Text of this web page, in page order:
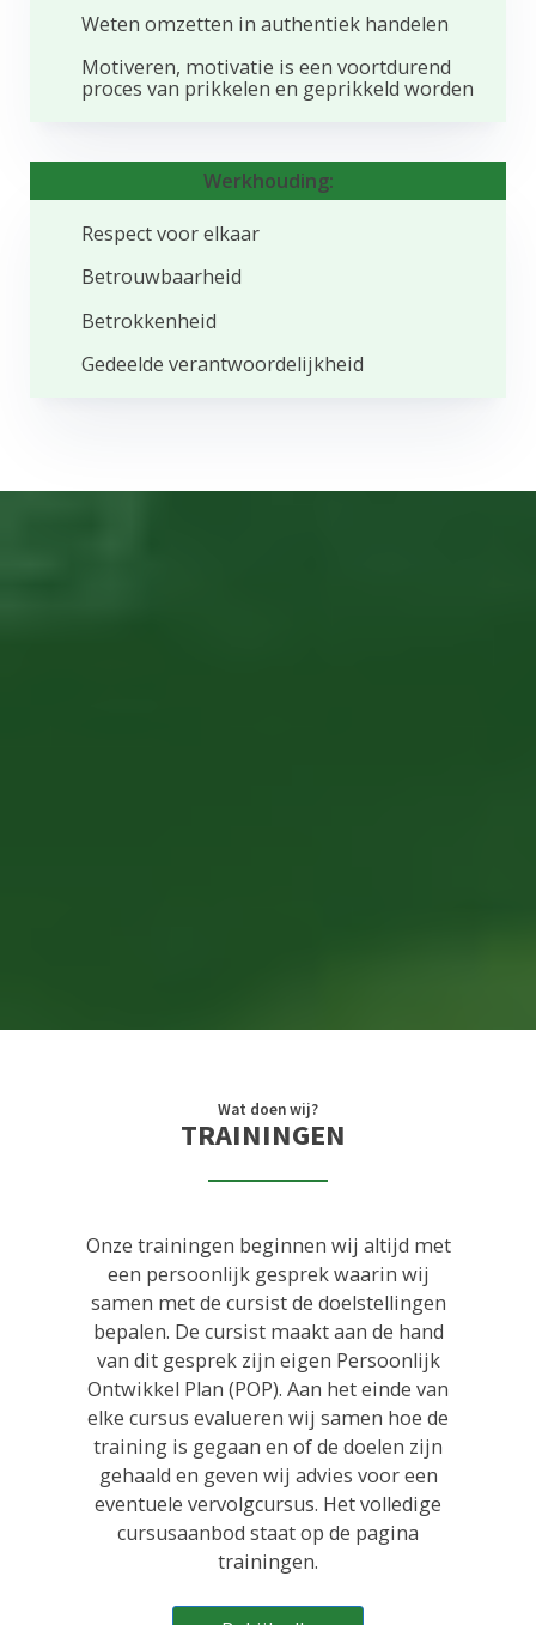
Weten omzetten in authentiek handelen
Motiveren, motivatie is een voortdurend
proces van prikkelen en geprikkeld worden
Werkhouding:
Respect voor elkaar
Betrouwbaarheid
Betrokkenheid
Gedeelde verantwoordelijkheid
Wat doen wij?
TRAININGEN
Onze trainingen beginnen wij altijd met
een persoonlijk gesprek waarin wij
samen met de cursist de doelstellingen
bepalen. De cursist maakt aan de hand
van dit gesprek zijn eigen Persoonlijk
Ontwikkel Plan (POP). Aan het einde van
elke cursus evalueren wij samen hoe de
training is gegaan en of de doelen zijn
gehaald en geven wij advies voor een
eventuele vervolgcursus. Het volledige
cursusaanbod staat op de pagina
trainingen.